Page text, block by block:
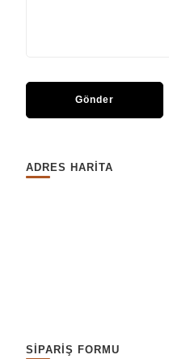
ADRES HARİTA
SİPARİŞ FORMU